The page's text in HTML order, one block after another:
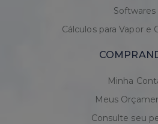
Softwares
Cálculos para Vapor e
Minha
Meus
Consulte seu